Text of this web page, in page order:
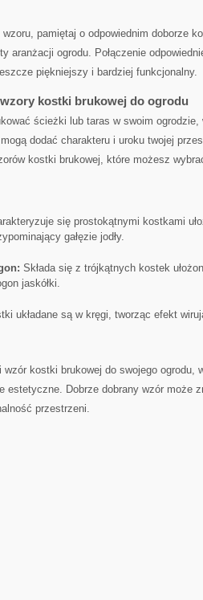
wzoru, pamiętaj o odpowiednim ⁢doborze
aranżacji ogrodu.⁣ Połączenie
piękniejszy i bardziej funkcjonalny.
kostki ⁣brukowej do ogrodu
⁣ścieżki lub taras w ⁢swoim
dodać charakteru i uroku twojej⁣
kostki brukowej, które ⁢możesz
się prostokątnymi kostkami
⁢gałęzie jodły.
Składa⁤ się​ z‌ trójkątnych kostek
jaskółki.
układane są w kręgi,‌ tworząc efekt‍
wzór kostki brukowej do swojego ogrodu,
estetyczne. Dobrze dobrany wzór ​może
przestrzeni.